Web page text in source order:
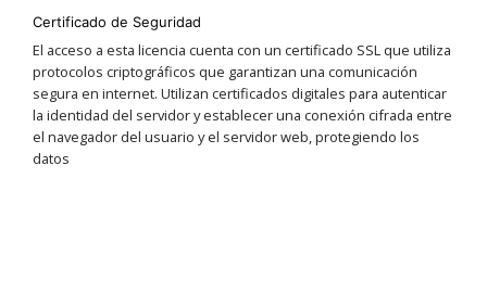
Certificado de Seguridad
El acceso a esta licencia cuenta con un certificado SSL que utiliza
protocolos criptográficos que garantizan una comunicación
segura en internet. Utilizan certificados digitales para autenticar
la identidad del servidor y establecer una conexión cifrada entre
el navegador del usuario y el servidor web, protegiendo los
datos